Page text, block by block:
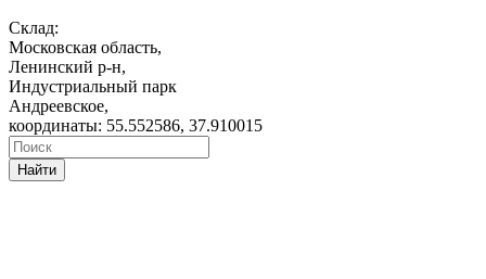
Склад:
Московская область,
Ленинский р-н,
Индустриальный парк
Андреевское,
координаты: 55.552586, 37.910015
Найти